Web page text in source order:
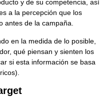
y de su competencia, así
a la percepción que los
antes de la campaña.
en la medida de lo posible,
qué piensan y sienten los
si esta información se basa